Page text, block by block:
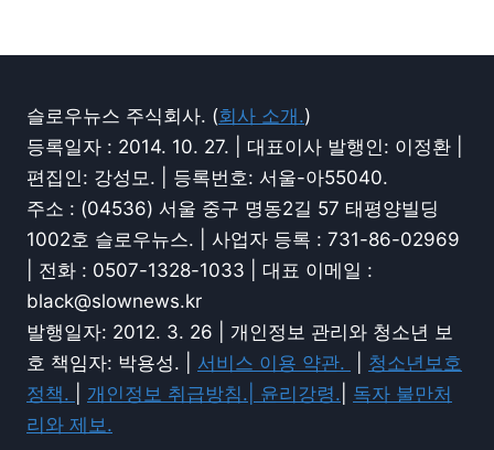
슬로우뉴스 주식회사. (회사 소개.)
등록일자 : 2014. 10. 27. | 대표이사 발행인: 이정환 |
편집인: 강성모. | 등록번호: 서울-아55040.
주소 : (04536) 서울 중구 명동2길 57 태평양빌딩
1002호 슬로우뉴스. | 사업자 등록 : 731-86-02969
| 전화 : 0507-1328-1033 | 대표 이메일 :
black@slownews.kr
발행일자: 2012. 3. 26 | 개인정보 관리와 청소년 보
호 책임자: 박용성. | 서비스 이용 약관.
청소년보호
정책.
개인정보 취급방침.| 윤리강령.
독자 불만처
리와 제보.